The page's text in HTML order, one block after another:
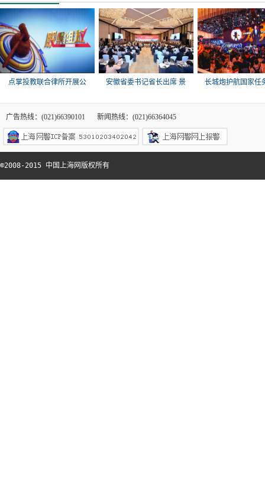
点掌投教联合律所开展公 安徽省委书记省长出席 景 长城炮护航国家任
广告热线：(021)66390101 新闻热线：(021)66364045
©2008-2015 中国上海网版权所有